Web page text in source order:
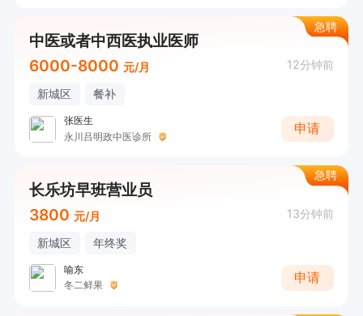
急聘
中医或者中西医执业医师
6000-8000 元/月 12分钟前
新城区 餐补
张医生
永川吕明政中医诊所
申请
急聘
长乐坊早班营业员
3800 元/月 13分钟前
新城区 年终奖
喻东
冬二鲜果
申请